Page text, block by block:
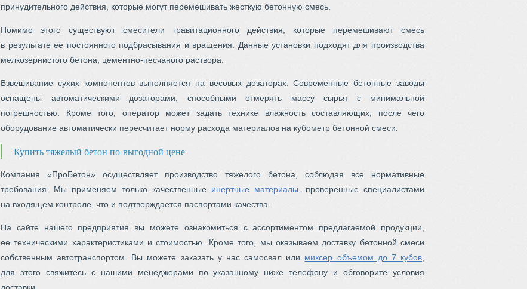
принудительного действия, которые могут перемешивать жесткую бетонную смесь.
Помимо этого существуют смесители гравитационного действия, которые перемешивают смесь
в результате ее постоянного подбрасывания и вращения. Данные установки подходят для производства
мелкозернистого бетона, цементно-песчаного раствора.
Взвешивание сухих компонентов выполняется на весовых дозаторах. Современные бетонные заводы
оснащены автоматическими дозаторами, способными отмерять массу сырья с минимальной
погрешностью. Кроме того, оператор может задать технике влажность составляющих, после чего
оборудование автоматически пересчитает норму расхода материалов на кубометр бетонной смеси.
Купить тяжелый бетон по выгодной цене
Компания «ПроБетон» осуществляет производство тяжелого бетона, соблюдая все нормативные
требования. Мы применяем только качественные инертные материалы , проверенные специалистами
на входящем контроле, что и подтверждается паспортами качества.
На сайте нашего предприятия вы можете ознакомиться с ассортиментом предлагаемой продукции,
ее техническими характеристиками и стоимостью. Кроме того, мы оказываем доставку бетонной смеси
собственным автотранспортом. Вы можете заказать у нас самосвал или миксер объемом до 7 кубов
для этого свяжитесь с нашими менеджерами по указанному ниже телефону и обговорите условия